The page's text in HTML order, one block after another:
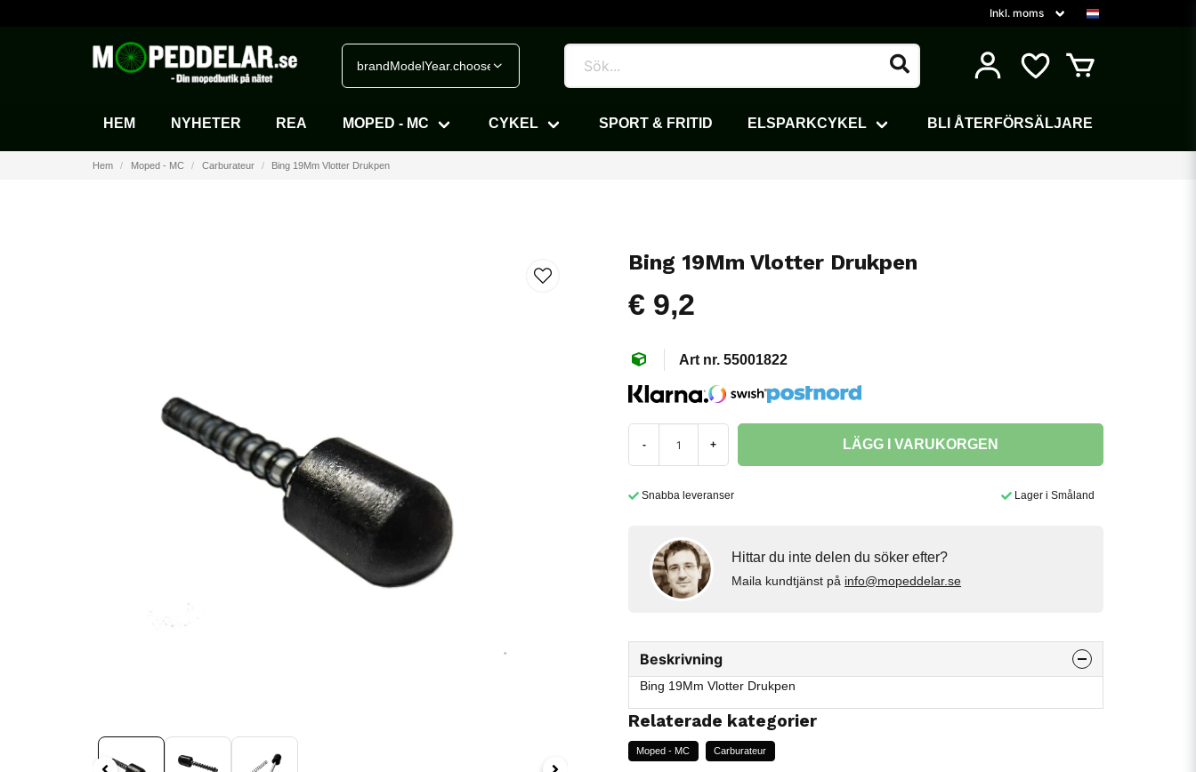
brandModelYear.chooseVehicle
HEM NYHETER REA MOPED - MC CYKEL SPORT & FRITID ELSPARKCYKEL BLI ÅTERFÖRSÄLJARE
Hem Moped - MC Carburateur Bing 19Mm Vlotter Drukpen
Bing 19Mm Vlotter Drukpen
€ 9,2
55001822
- + LÄGG I VARUKORGEN
Snabba leveranser Lager i Småland
Hittar du inte delen du söker efter?
Maila kundtjänst på info@mopeddelar.se
Beskrivning
Bing 19Mm Vlotter Drukpen
Relaterade kategorier
Moped - MC Carburateur